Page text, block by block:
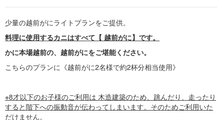
少量の越前がにライトプランをご提供。
料理に使用するカニはすべて【 越前がに】です。
かに本場越前の、越前がにをご堪能ください。
こちらのプランに《越前がに2名様で約2杯分相当使用》
※8才以下のお子様のご利用は 木造建築のため、跳んだり、走ったり
すると階下への振動音が伝わってしまいます。そのためご利用いた
だけません。